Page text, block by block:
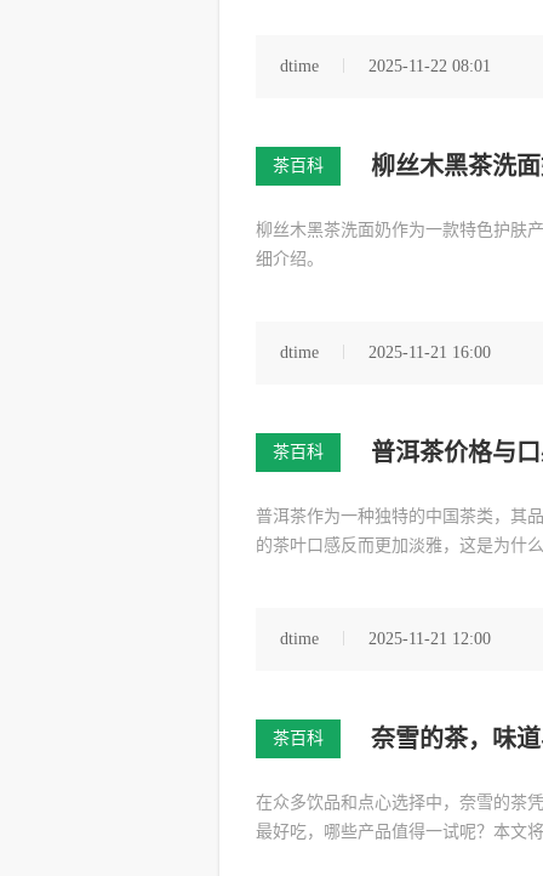
dtime 2025-11-22 08:01
茶百科 柳丝木黑茶洗
柳丝木黑茶洗面奶作为一款特色护肤
细介绍。
dtime 2025-11-21 16:00
茶百科 普洱茶价格与
普洱茶作为一种独特的中国茶类，其
的茶叶口感反而更加淡雅，这是为什
dtime 2025-11-21 12:00
茶百科 奈雪的茶，味
在众多饮品和点心选择中，奈雪的茶
最好吃，哪些产品值得一试呢？本文